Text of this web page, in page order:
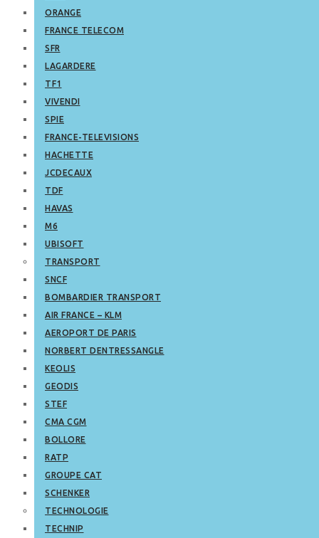
ORANGE
FRANCE TELECOM
SFR
LAGARDERE
TF1
VIVENDI
SPIE
FRANCE-TELEVISIONS
HACHETTE
JCDECAUX
TDF
HAVAS
M6
UBISOFT
TRANSPORT
SNCF
BOMBARDIER TRANSPORT
AIR FRANCE – KLM
AEROPORT DE PARIS
NORBERT DENTRESSANGLE
KEOLIS
GEODIS
STEF
CMA CGM
BOLLORE
RATP
GROUPE CAT
SCHENKER
TECHNOLOGIE
TECHNIP